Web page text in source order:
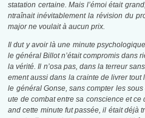
statation certaine. Mais l’émoi était
ntraînait inévitablement la révision du
major ne voulait à aucun prix.
Il dut y avoir là une minute
le général Billot n’était compromis dans
la vérité. Il n’osa pas, dans la terreur
ement aussi dans la crainte de livrer tout
le général Gonse, sans compter les
ute de combat entre sa conscience et ce
and cette minute fut passée, il était déjà